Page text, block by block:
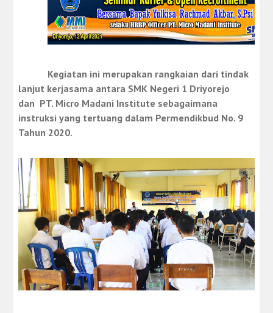
Kegiatan ini merupakan rangkaian dari tindak
lanjut kerjasama antara SMK Negeri 1 Driyorejo
dan PT. Micro Madani Institute sebagaimana
instruksi yang tertuang dalam Permendikbud No. 9
Tahun 2020.